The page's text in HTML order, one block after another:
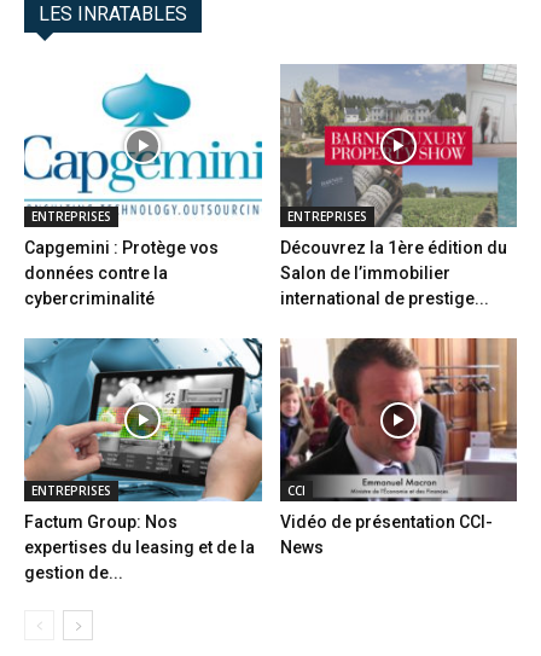
LES INRATABLES
ENTREPRISES
Capgemini : Protège vos
données contre la
cybercriminalité
ENTREPRISES
Découvrez la 1ère édition du
Salon de l’immobilier
international de prestige...
ENTREPRISES
Factum Group: Nos
expertises du leasing et de la
gestion de...
CCI
Vidéo de présentation CCI-
News